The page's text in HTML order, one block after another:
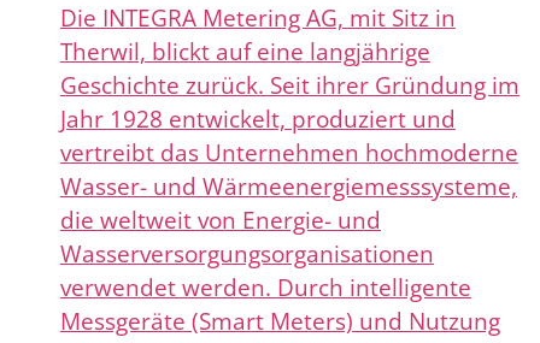
Die INTEGRA Metering AG, mit Sitz in
Therwil, blickt auf eine langjährige
Geschichte zurück. Seit ihrer Gründung im
Jahr 1928 entwickelt, produziert und
vertreibt das Unternehmen hochmoderne
Wasser- und Wärmeenergiemesssysteme,
die weltweit von Energie- und
Wasserversorgungsorganisationen
verwendet werden. Durch intelligente
Messgeräte (Smart Meters) und Nutzung